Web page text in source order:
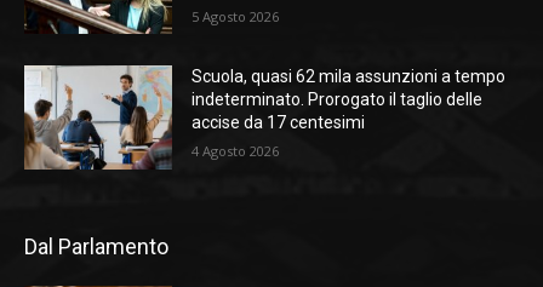
5 Agosto 2026
Scuola, quasi 62 mila assunzioni a tempo
indeterminato. Prorogato il taglio delle
accise da 17 centesimi
4 Agosto 2026
Dal Parlamento